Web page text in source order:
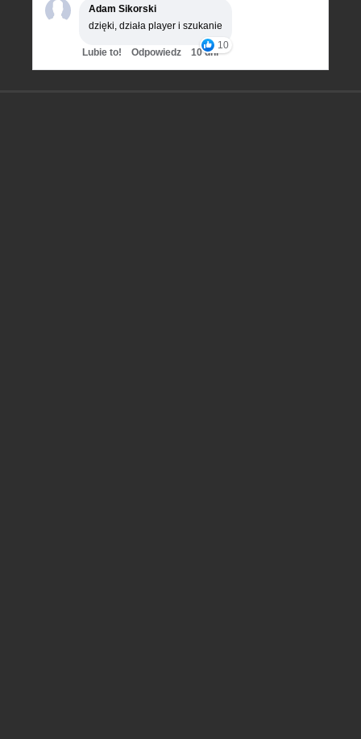
Adam Sikorski
dzięki, działa player i szukanie
10
Lubie to! Odpowiedz 10 dni